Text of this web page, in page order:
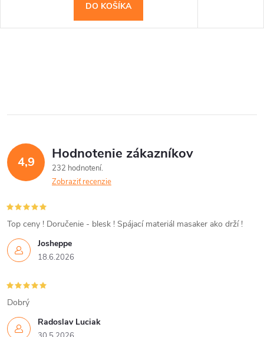
DO KOŠÍKA
4,9 Hodnotenie zákazníkov
232 hodnotení
Zobraziť recenzie
Josheppe
18.6.2026
Top ceny ! Doručenie - blesk ! Spájací materiál masaker ako drží !
Radoslav Luciak
Dobrý